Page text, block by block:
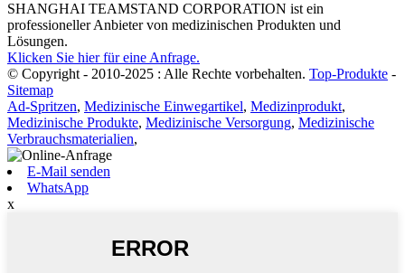
SHANGHAI TEAMSTAND CORPORATION ist ein
professioneller Anbieter von medizinischen Produkten und
Lösungen.
Klicken Sie hier für eine Anfrage.
© Copyright - 2010-2025 : Alle Rechte vorbehalten. Top-Produkte -
Sitemap
Ad-Spritzen, Medizinische Einwegartikel, Medizinprodukt,
Medizinische Produkte, Medizinische Versorgung, Medizinische
Verbrauchsmaterialien,
E-Mail senden
WhatsApp
x